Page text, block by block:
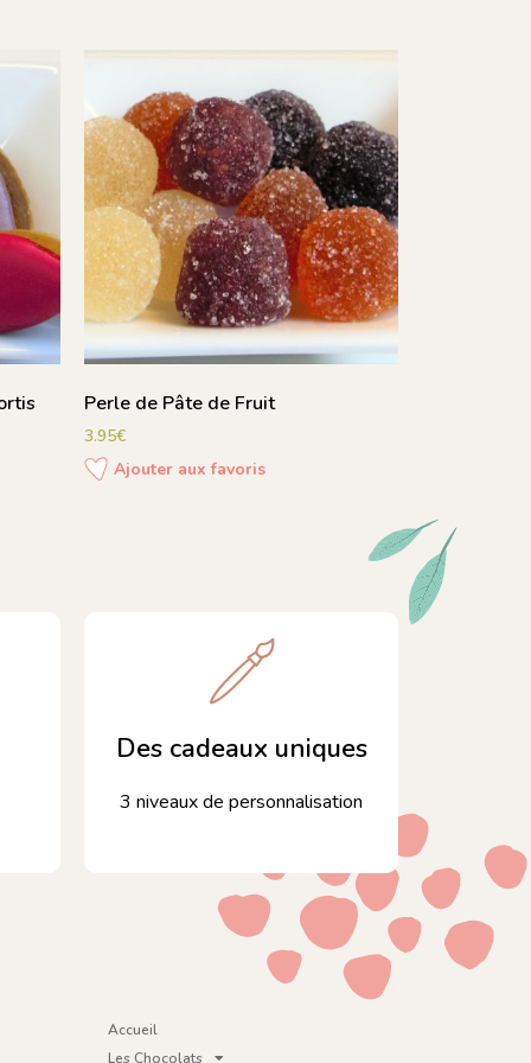
Perle de Pâte de Fruit
3.95€
Ajouter aux favoris
Des cadeaux uniques
3 niveaux de personnalisation
Accueil
Les Chocolats